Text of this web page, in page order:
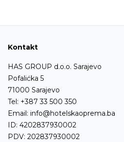
Kontakt
HAS GROUP d.o.o. Sarajevo
Pofalićka 5
71000 Sarajevo
Tel: +387 33 500 350
Email: info@hotelskaoprema.ba
ID: 4202837930002
PDV: 202837930002